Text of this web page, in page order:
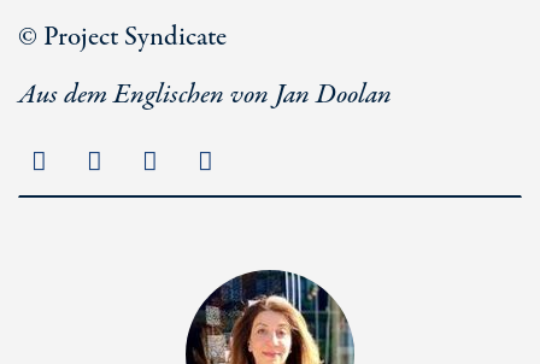
© Project Syndicate
Aus dem Englischen von Jan Doolan